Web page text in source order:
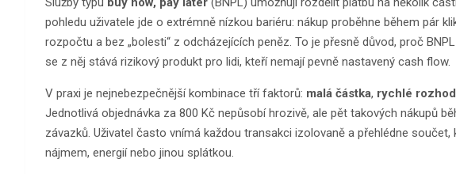
pohledu uživatele jde o extrémně nízkou bariéru: nákup proběhne během pár
rozpočtu a bez „bolesti“ z odcházejících peněz. To je přesně důvod, proč
se z něj stává rizikový produkt pro lidi, kteří nemají pevně nastavený cash flow.
V praxi je nejnebezpečnější kombinace tří faktorů: malá částka, rychlé
Jednotlivá objednávka za 800 Kč nepůsobí hrozivě, ale pět takových nákupů
závazků. Uživatel často vnímá každou transakci izolovaně a přehlédne součet,
nájmem, energií nebo jinou splátkou.